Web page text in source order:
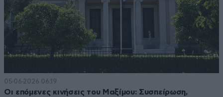
05·06·2026 06:19
Οι επόμενες κινήσεις του Μαξίμου: Συσπείρωση,